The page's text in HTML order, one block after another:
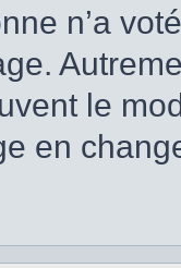
n’a
le
en